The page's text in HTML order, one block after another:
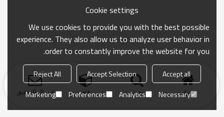
منزل بحث فئة ارسال التحقيق
Cookie settings
We use cookies to provide you with the best possible
experience. They also allow us to analyze user behavior in
order to constantly improve the website for you.
Accept all
Accept Selection
Reject All
Necessary
Analytics
Preferences
Marketing